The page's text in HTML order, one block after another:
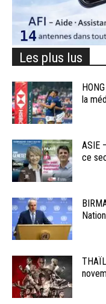
Les plus lus
la
ASIE
ce